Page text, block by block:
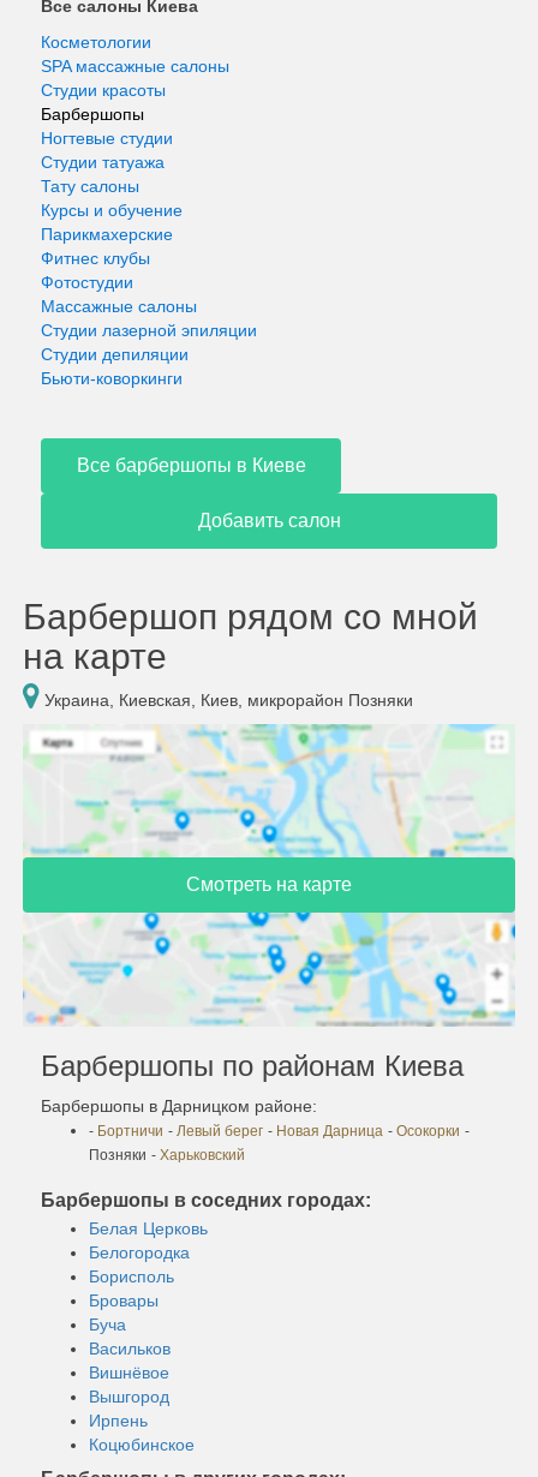
Все салоны Киева
Косметологии
SPA массажные салоны
Студии красоты
Барбершопы
Ногтевые студии
Студии татуажа
Тату салоны
Курсы и обучение
Парикмахерские
Фитнес клубы
Фотостудии
Массажные салоны
Студии лазерной эпиляции
Студии депиляции
Бьюти-коворкинги
Все барбершопы в Киеве
Добавить салон
Барбершоп рядом со мной
на карте
Украина, Киевская, Киев, микрорайон Позняки
Смотреть на карте
Барбершопы по районам Киева
Барбершопы в Дарницком районе:
- Бортничи - Левый берег - Новая Дарница - Осокорки -
Позняки - Харьковский
Барбершопы в соседних городах:
Белая Церковь
Белогородка
Борисполь
Бровары
Буча
Васильков
Вишнёвое
Вышгород
Ирпень
Коцюбинское